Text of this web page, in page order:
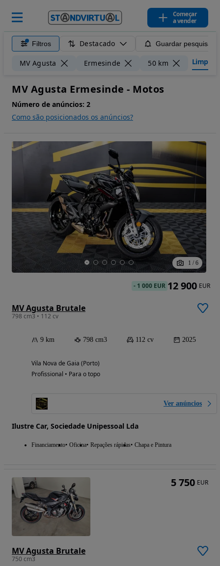
Começar
a vender
Filtros Destacado Guardar pesquisa
MV Agusta Ermesinde 50 km Limpar
MV Agusta Ermesinde - Motos
Número de anúncios: 2
Como são posicionados os anúncios?
1 / 6
MV Agusta Brutale
798 cm3 • 112 cv
9 km 798 cm3 112 cv 2025
Vila Nova de Gaia (Porto)
Profissional • Para o topo
Ver anúncios
Ilustre Car, Sociedade Unipessoal Lda
Financiamento Oficina Repações rápidas Chapa e Pintura
- 1 000 EUR 12 900 EUR
MV Agusta Brutale
750 cm3
5 750 EUR